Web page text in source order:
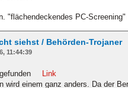
"flächendeckendes PC-
siehst / Behörden-Trojaner
11:44:39
Link
wird einem ganz anders. Da der